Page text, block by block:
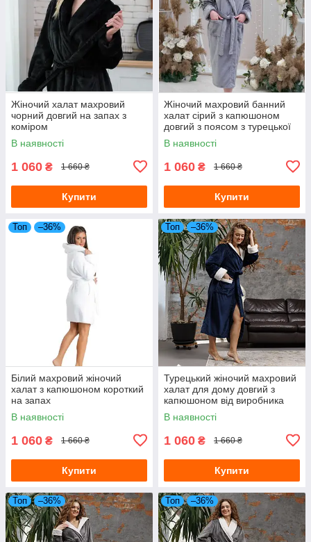
Жіночий халат махровий
чорний довгий на запах з
коміром
В наявності
1 060 ₴ 1 660 ₴
Купити
Жіночий махровий банний
халат сірий з капюшоном
довгий з поясом з турецької
плюшевою махри
В наявності
1 060 ₴ 1 660 ₴
Купити
Топ –36%
Білий махровий жіночий
халат з капюшоном короткий
на запах
В наявності
1 060 ₴ 1 660 ₴
Купити
Топ –36%
Турецький жіночий махровий
халат для дому довгий з
капюшоном від виробника
синій, Банні халати
В наявності
1 060 ₴ 1 660 ₴
Купити
Топ –36% Топ –36%